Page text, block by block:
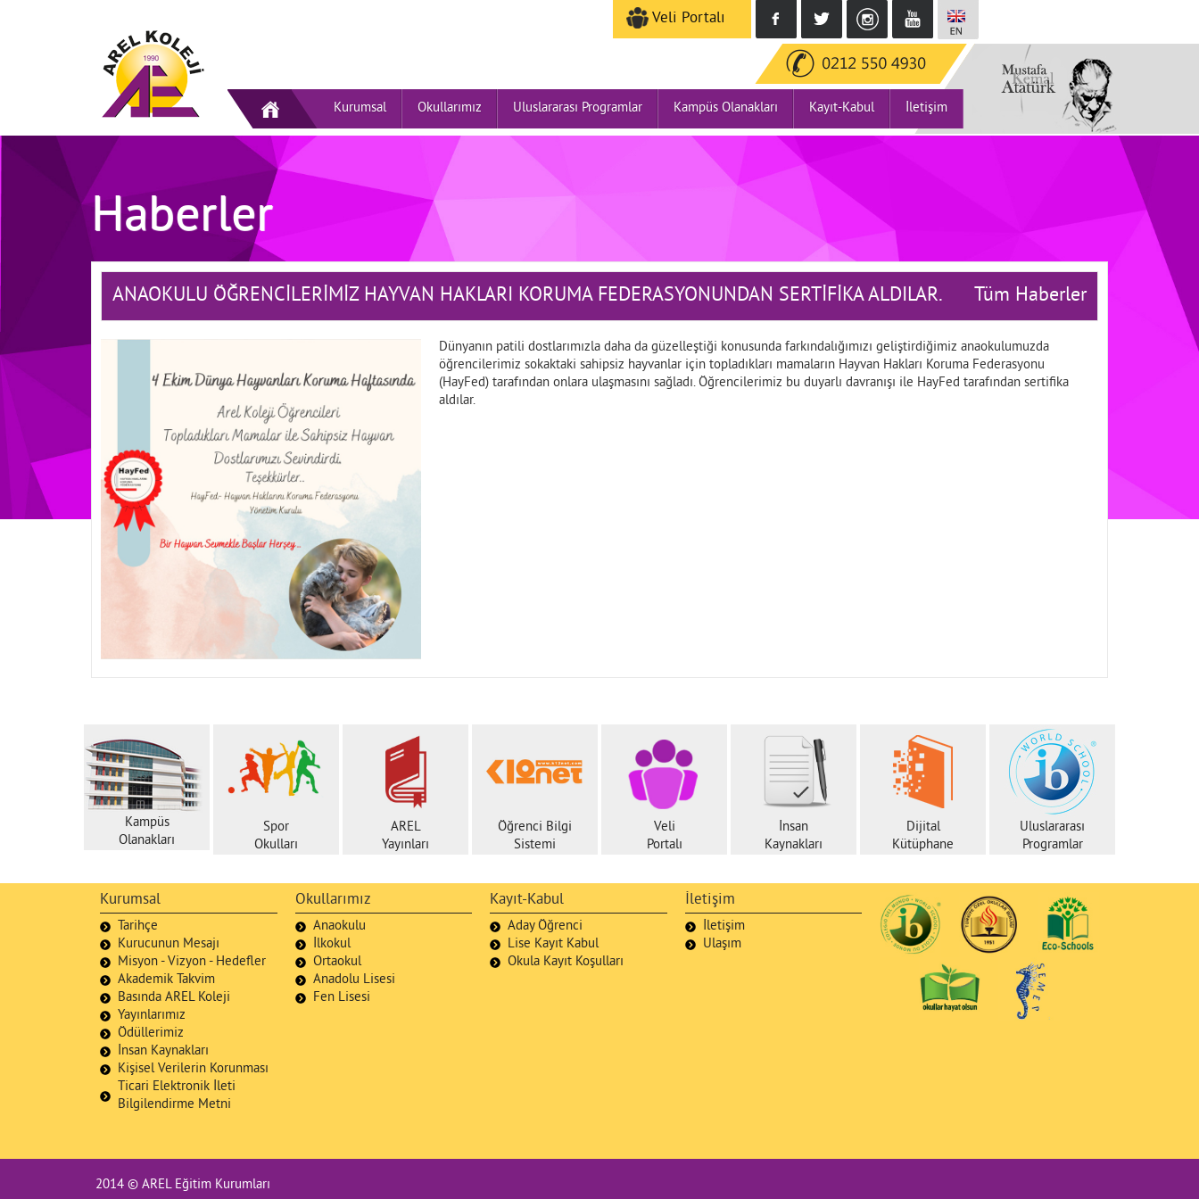
Veli Portalı
Kurumsal Okullarımız Uluslararası Programlar Kampüs Olanakları Kayıt-Kabul İletişim
Haberler
ANAOKULU ÖĞRENCİLERİMİZ HAYVAN HAKLARI KORUMA FEDERASYONUNDAN SERTİFİKA ALDILAR. Tüm Haberler
Dünyanın patili dostlarımızla daha da güzelleştiği konusunda farkındalığımızı geliştirdiğimiz anaokulumuzda
öğrencilerimiz sokaktaki sahipsiz hayvanlar için topladıkları mamaların Hayvan Hakları Koruma Federasyonu
(HayFed) tarafından onlara ulaşmasını sağladı. Öğrencilerimiz bu duyarlı davranışı ile HayFed tarafından sertifika
aldılar.
Kampüs
Olanakları
Spor
Okulları
AREL
Yayınları
Öğrenci Bilgi
Sistemi
Veli
Portalı
İnsan
Kaynakları
Dijital
Kütüphane
Uluslararası
Programlar
Kurumsal
Tarihçe
Kurucunun Mesajı
Misyon - Vizyon - Hedefler
Akademik Takvim
Basında AREL Koleji
Yayınlarımız
Ödüllerimiz
İnsan Kaynakları
Kişisel Verilerin Korunması
Ticari Elektronik İleti
Bilgilendirme Metni
Okullarımız
Anaokulu
İlkokul
Ortaokul
Anadolu Lisesi
Fen Lisesi
Kayıt-Kabul
Aday Öğrenci
Lise Kayıt Kabul
Okula Kayıt Koşulları
İletişim
İletişim
Ulaşım
2014 © AREL Eğitim Kurumları